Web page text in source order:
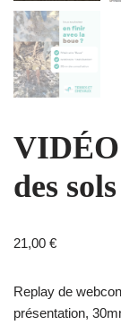
des sols
21,00 €
Replay de
présentation,